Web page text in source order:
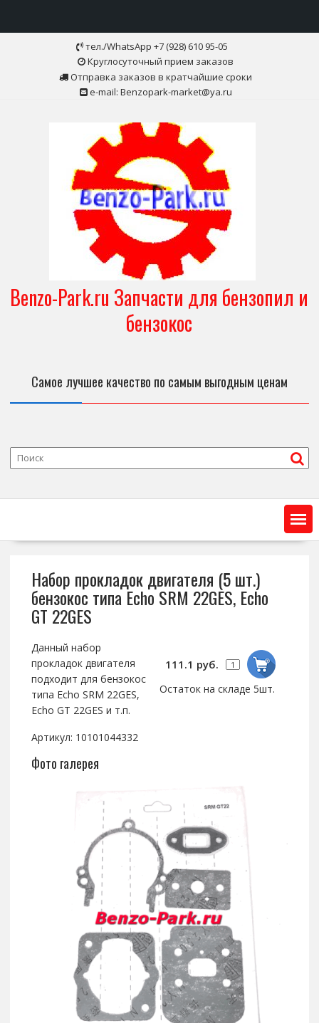
тел./WhatsApp +7 (928) 610 95-05
Круглосуточный прием заказов
Отправка заказов в кратчайшие сроки
e-mail: Benzopark-market@ya.ru
Benzo-Park.ru Запчасти для бензопил и
бензокос
Самое лучшее качество по самым выгодным ценам
Набор прокладок двигателя (5 шт.)
бензокос типа Echo SRM 22GES, Echo
GT 22GES
111.1 руб.
Остаток на складе 5шт.
Данный набор
прокладок двигателя
подходит для бензокос
типа Echo SRM 22GES,
Echo GT 22GES и т.п.
Артикул: 10101044332
Фото галерея